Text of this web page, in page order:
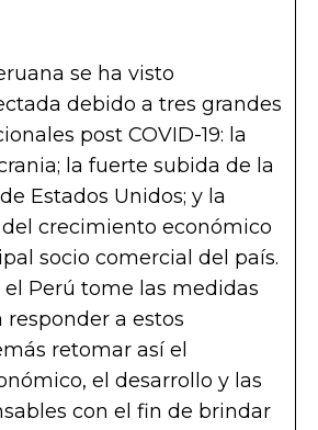
se ha visto
debido a tres grandes
post COVID-19: la
la fuerte subida de la
Estados Unidos; y la
crecimiento económico
socio comercial del país.
Perú tome las medidas
responder a estos
retomar así el
el desarrollo y las
con el fin de brindar